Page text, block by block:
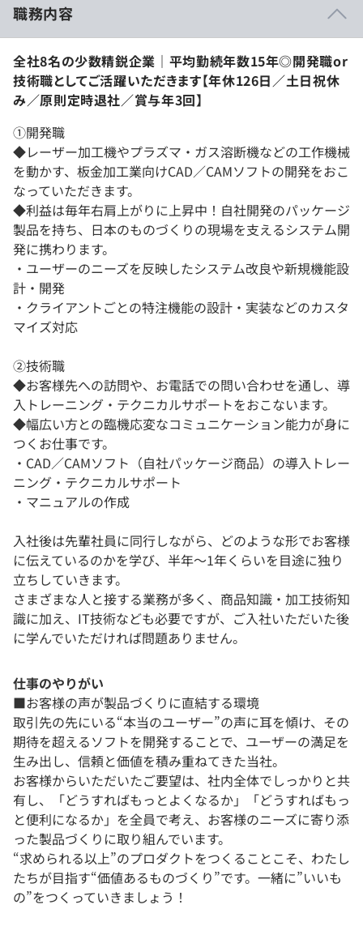
職務内容
全社8名の少数精鋭企業｜平均勤続年数15年◎開発職or
技術職としてご活躍いただきます【年休126日／土日祝休
み／原則定時退社／賞与年3回】
①開発職
◆レーザー加工機やプラズマ・ガス溶断機などの工作機械
を動かす、板金加工業向けCAD／CAMソフトの開発をおこ
なっていただきます。
◆利益は毎年右肩上がりに上昇中！自社開発のパッケージ
製品を持ち、日本のものづくりの現場を支えるシステム開
発に携わります。
・ユーザーのニーズを反映したシステム改良や新規機能設
計・開発
・クライアントごとの特注機能の設計・実装などのカスタ
マイズ対応
②技術職
◆お客様先への訪問や、お電話での問い合わせを通し、導
入トレーニング・テクニカルサポートをおこないます。
◆幅広い方との臨機応変なコミュニケーション能力が身に
つくお仕事です。
・CAD／CAMソフト（自社パッケージ商品）の導入トレー
ニング・テクニカルサポート
・マニュアルの作成
入社後は先輩社員に同行しながら、どのような形でお客様
に伝えているのかを学び、半年～1年くらいを目途に独り
立ちしていきます。
さまざまな人と接する業務が多く、商品知識・加工技術知
識に加え、IT技術なども必要ですが、ご入社いただいた後
に学んでいただければ問題ありません。
仕事のやりがい
■お客様の声が製品づくりに直結する環境
取引先の先にいる“本当のユーザー”の声に耳を傾け、その
期待を超えるソフトを開発することで、ユーザーの満足を
生み出し、信頼と価値を積み重ねてきた当社。
お客様からいただいたご要望は、社内全体でしっかりと共
有し、「どうすればもっとよくなるか」「どうすればもっ
と便利になるか」を全員で考え、お客様のニーズに寄り添
った製品づくりに取り組んでいます。
“求められる以上”のプロダクトをつくることこそ、わたし
たちが目指す“価値あるものづくり”です。一緒に”いいも
の”をつくっていきましょう！